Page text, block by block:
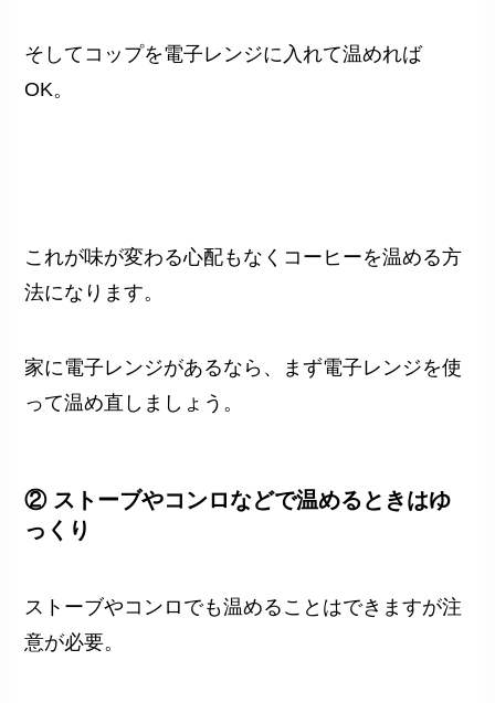
そしてコップを電子レンジに入れて温めれば
OK。
これが味が変わる心配もなくコーヒーを温める方
法になります。
家に電子レンジがあるなら、まず電子レンジを使
って温め直しましょう。
② ストーブやコンロなどで温めるときはゆ
っくり
ストーブやコンロでも温めることはできますが注
意が必要。